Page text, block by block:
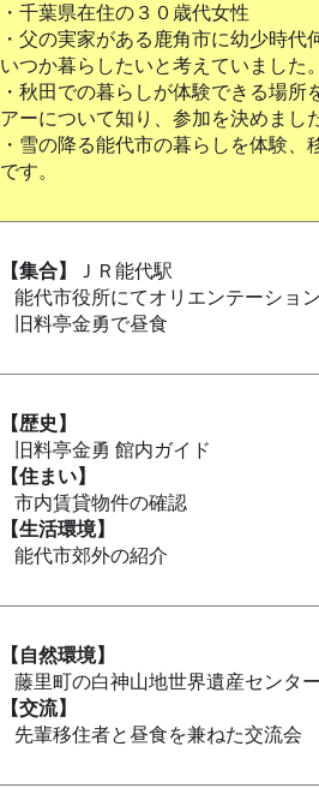
・千葉県在住の３０歳代女性
・父の実家がある鹿角市に幼少時
いつか暮らしたいと考えていました。
・秋田での暮らしが体験できる場
アーについて知り、参加を決めまし
・雪の降る能代市の暮らしを体験
です。
【集合】
ＪＲ能代駅
能代市役所にてオリエンテーショ
旧料亭金勇で昼食
【歴史】
旧料亭金勇 館内ガイド
【住まい】
市内賃貸物件の確認
【生活環境】
能代市郊外の紹介
【自然環境】
藤里町の白神山地世界遺産センタ
【交流】
先輩移住者と昼食を兼ねた交流会